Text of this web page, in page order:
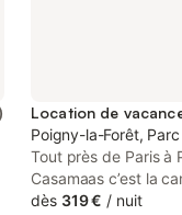
Haute Vallée de
Poigny-la-Forêt,
Tout près de Paris à
Casamaas c’est la
Une nature variée
dès 319 € / nuit